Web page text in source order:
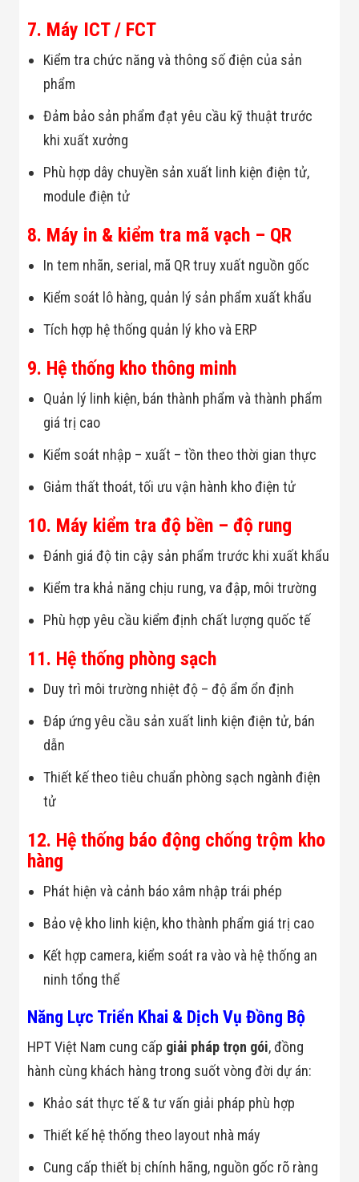
7. Máy ICT / FCT
Kiểm tra chức năng và thông số điện của sản
phẩm
Đảm bảo sản phẩm đạt yêu cầu kỹ thuật trước
khi xuất xưởng
Phù hợp dây chuyền sản xuất linh kiện điện tử,
module điện tử
8. Máy in & kiểm tra mã vạch – QR
In tem nhãn, serial, mã QR truy xuất nguồn gốc
Kiểm soát lô hàng, quản lý sản phẩm xuất khẩu
Tích hợp hệ thống quản lý kho và ERP
9. Hệ thống kho thông minh
Quản lý linh kiện, bán thành phẩm và thành phẩm
giá trị cao
Kiểm soát nhập – xuất – tồn theo thời gian thực
Giảm thất thoát, tối ưu vận hành kho điện tử
10. Máy kiểm tra độ bền – độ rung
Đánh giá độ tin cậy sản phẩm trước khi xuất khẩu
Kiểm tra khả năng chịu rung, va đập, môi trường
Phù hợp yêu cầu kiểm định chất lượng quốc tế
11. Hệ thống phòng sạch
Duy trì môi trường nhiệt độ – độ ẩm ổn định
Đáp ứng yêu cầu sản xuất linh kiện điện tử, bán
dẫn
Thiết kế theo tiêu chuẩn phòng sạch ngành điện
tử
12. Hệ thống báo động chống trộm kho
hàng
Phát hiện và cảnh báo xâm nhập trái phép
Bảo vệ kho linh kiện, kho thành phẩm giá trị cao
Kết hợp camera, kiểm soát ra vào và hệ thống an
ninh tổng thể
Năng Lực Triển Khai & Dịch Vụ Đồng Bộ
HPT Việt Nam cung cấp giải pháp trọn gói, đồng
hành cùng khách hàng trong suốt vòng đời dự án:
Khảo sát thực tế & tư vấn giải pháp phù hợp
Thiết kế hệ thống theo layout nhà máy
Cung cấp thiết bị chính hãng, nguồn gốc rõ ràng